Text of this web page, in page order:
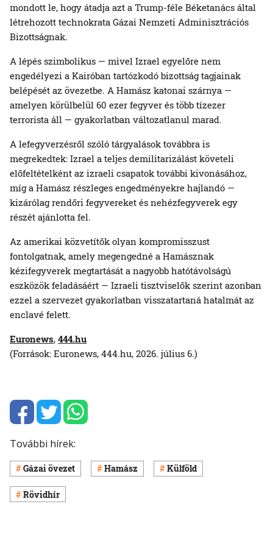
mondott le, hogy átadja azt a Trump-féle Béketanács által
létrehozott technokrata Gázai Nemzeti Adminisztrációs
Bizottságnak.
A lépés szimbolikus — mivel Izrael egyelőre nem
engedélyezi a Kairóban tartózkodó bizottság tagjainak
belépését az övezetbe. A Hamász katonai szárnya —
amelyen körülbelül 60 ezer fegyver és több tízezer
terrorista áll — gyakorlatban változatlanul marad.
A lefegyverzésről szóló tárgyalások továbbra is
megrekedtek: Izrael a teljes demilitarizálást követeli
előfeltételként az izraeli csapatok további kivonásához,
míg a Hamász részleges engedményekre hajlandó —
kizárólag rendőri fegyvereket és nehézfegyverek egy
részét ajánlotta fel.
Az amerikai közvetítők olyan kompromisszust
fontolgatnak, amely megengedné a Hamásznak
kézifegyverek megtartását a nagyobb hatótávolságú
eszközök feladásáért — Izraeli tisztviselők szerint azonban
ezzel a szervezet gyakorlatban visszatartaná hatalmát az
enclavé felett.
Euronews, 444.hu
(Források: Euronews, 444.hu, 2026. július 6.)
További hírek:
Gázai övezet Hamász Külföld
Rövidhír